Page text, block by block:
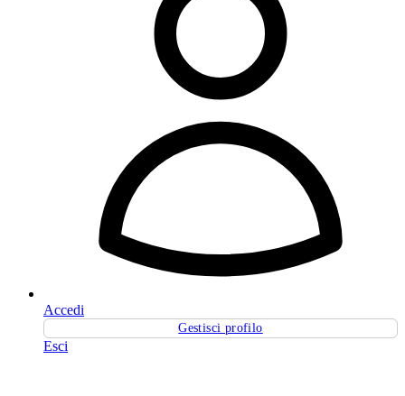
Accedi
Gestisci profilo
Esci